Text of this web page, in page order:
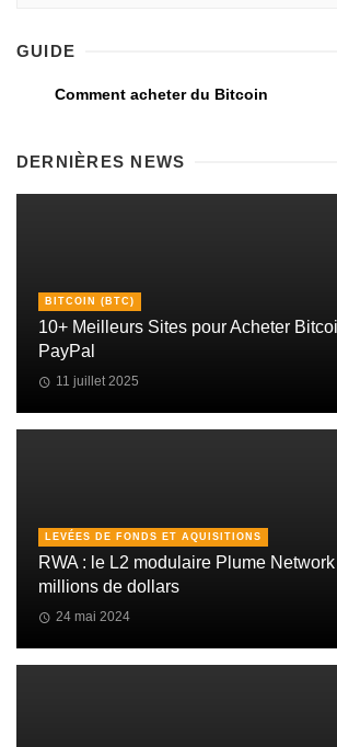
GUIDE
Comment acheter du Bitcoin
DERNIÈRES NEWS
BITCOIN (BTC)
10+ Meilleurs Sites pour Acheter
PayPal
11 juillet 2025
LEVÉES DE FONDS ET AQUISITIONS
RWA : le L2 modulaire Plume
millions de dollars
24 mai 2024